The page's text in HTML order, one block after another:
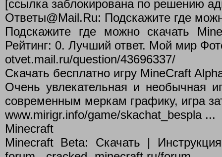
[ссылка заблокирована по решению
Ответы@Mail.Ru: Подскажите где
Подскажите где можно скачать
Рейтинг: 0. Лучший ответ. Мой мир
otvet.mail.ru/question/43696337/
Скачать бесплатно игру MineCraft
Очень увлекательная и необычная
современным меркам графику, игра
www.mirigr.info/game/skachat_bespla ...
Minecraft
Minecraft Beta: Скачать |